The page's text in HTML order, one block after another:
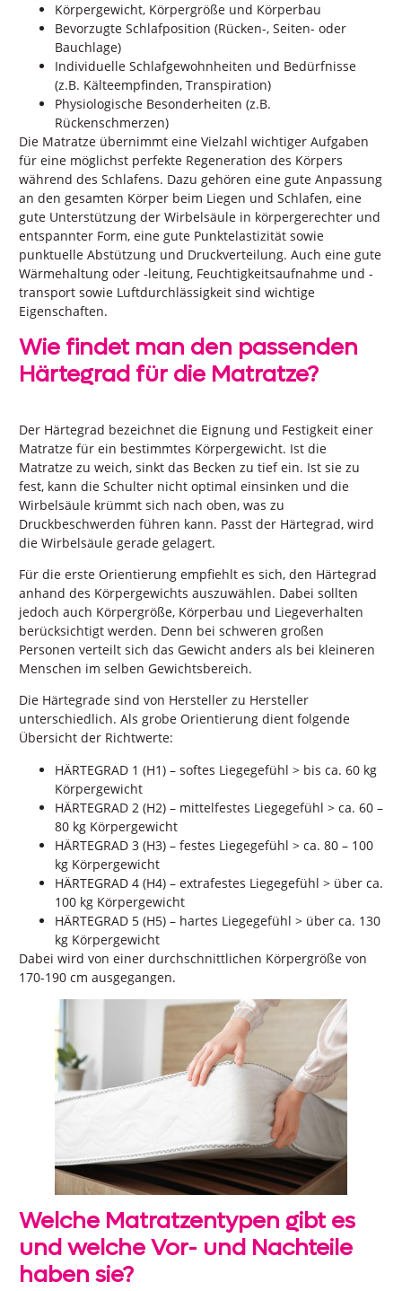
Körpergewicht, Körpergröße und Körperbau
Bevorzugte Schlafposition (Rücken-, Seiten- oder
Bauchlage)
Individuelle Schlafgewohnheiten und Bedürfnisse
(z.B. Kälteempfinden, Transpiration)
Physiologische Besonderheiten (z.B.
Rückenschmerzen)
Die Matratze übernimmt eine Vielzahl wichtiger Aufgaben
für eine möglichst perfekte Regeneration des Körpers
während des Schlafens. Dazu gehören eine gute Anpassung
an den gesamten Körper beim Liegen und Schlafen, eine
gute Unterstützung der Wirbelsäule in körpergerechter und
entspannter Form, eine gute Punktelastizität sowie
punktuelle Abstützung und Druckverteilung. Auch eine gute
Wärmehaltung oder -leitung, Feuchtigkeitsaufnahme und -
transport sowie Luftdurchlässigkeit sind wichtige
Eigenschaften.
Wie findet man den passenden
Härtegrad für die Matratze?
Der Härtegrad bezeichnet die Eignung und Festigkeit einer
Matratze für ein bestimmtes Körpergewicht. Ist die
Matratze zu weich, sinkt das Becken zu tief ein. Ist sie zu
fest, kann die Schulter nicht optimal einsinken und die
Wirbelsäule krümmt sich nach oben, was zu
Druckbeschwerden führen kann. Passt der Härtegrad, wird
die Wirbelsäule gerade gelagert.
Für die erste Orientierung empfiehlt es sich, den Härtegrad
anhand des Körpergewichts auszuwählen. Dabei sollten
jedoch auch Körpergröße, Körperbau und Liegeverhalten
berücksichtigt werden. Denn bei schweren großen
Personen verteilt sich das Gewicht anders als bei kleineren
Menschen im selben Gewichtsbereich.
Die Härtegrade sind von Hersteller zu Hersteller
unterschiedlich. Als grobe Orientierung dient folgende
Übersicht der Richtwerte:
HÄRTEGRAD 1 (H1) – softes Liegegefühl > bis ca. 60 kg
Körpergewicht
HÄRTEGRAD 2 (H2) – mittelfestes Liegegefühl > ca. 60 –
80 kg Körpergewicht
HÄRTEGRAD 3 (H3) – festes Liegegefühl > ca. 80 – 100
kg Körpergewicht
HÄRTEGRAD 4 (H4) – extrafestes Liegegefühl > über ca.
100 kg Körpergewicht
HÄRTEGRAD 5 (H5) – hartes Liegegefühl > über ca. 130
kg Körpergewicht
Dabei wird von einer durchschnittlichen Körpergröße von
170-190 cm ausgegangen.
Welche Matratzentypen gibt es
und welche Vor- und Nachteile
haben sie?